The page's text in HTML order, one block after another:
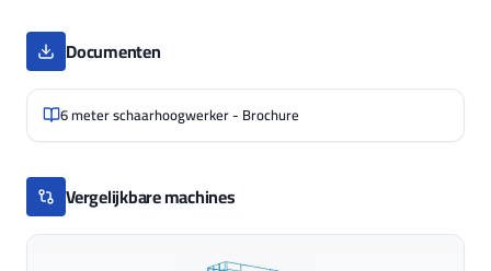
Documenten
6 meter schaarhoogwerker - Brochure
Vergelijkbare machines